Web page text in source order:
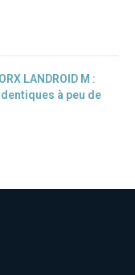
LANDROID M :
à peu de